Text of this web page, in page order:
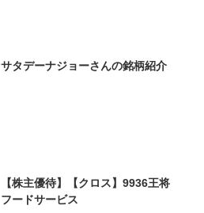
サタデーナジョーさんの銘柄紹介
【株主優待】【クロス】9936王将
フードサービス